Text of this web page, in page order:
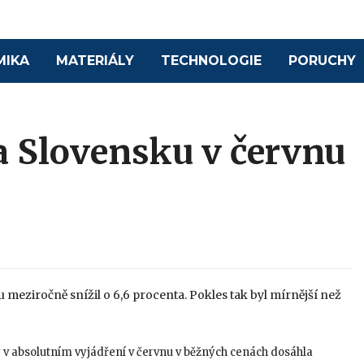
MATERIÁLY TECHNOLOGIE PORUCHY
Slovensku v červnu
meziročně snížil o 6,6 procenta. Pokles tak byl mírnější než
vyjádření v červnu v běžných cenách dosáhla